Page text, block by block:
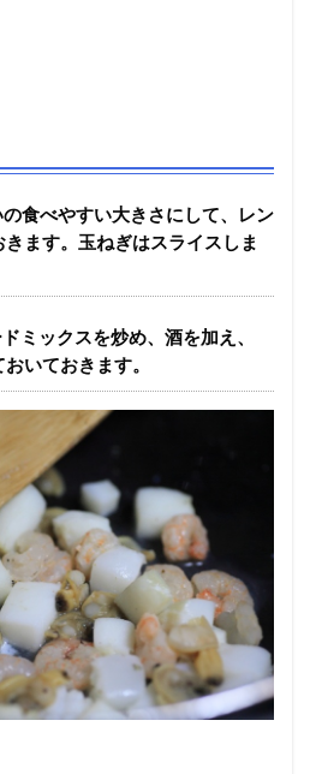
食べやすい大きさにして、レン
ます。玉ねぎはスライスしま
ミックスを炒め、酒を加え、
いておきます。